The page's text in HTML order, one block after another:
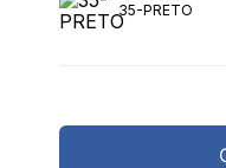
35-PRETO